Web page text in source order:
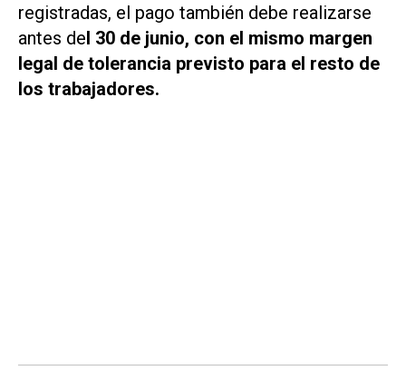
registradas, el pago también debe realizarse
antes del 30 de junio, con el mismo margen
legal de tolerancia previsto para el resto de
los trabajadores.